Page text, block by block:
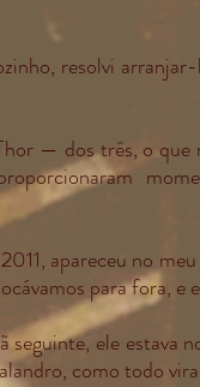
resolvi
— dos três, o que
apareceu no
para fora, e
seguinte, ele estava
como todo